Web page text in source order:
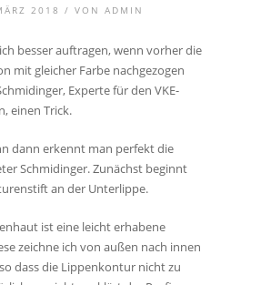
2018 / VON ADMIN
besser auftragen, wenn vorher die
mit gleicher Farbe nachgezogen
Experte für den VKE-
einen Trick.
dann erkennt man perfekt die
Schmidinger. Zunächst beginnt
an der Unterlippe.
ist eine leicht erhabene
zeichne ich von außen nach innen
dass die Lippenkontur nicht zu